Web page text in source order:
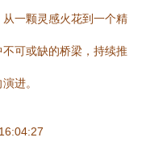
一颗灵感火花到一个精
可或缺的桥梁，持续推
进。